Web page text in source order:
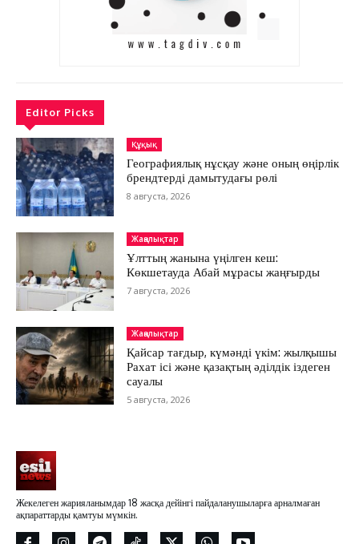
Kokshetau
Байланыс
Editor Picks
Құқық
Географиялық нұсқау және оның өңірлік
брендтерді дамытудағы рөлі
8 августа, 2026
Жаңалықтар
Ұлттың жанына үңілген кеш:
Көкшетауда Абай мұрасы жаңғырды
7 августа, 2026
Жаңалықтар
Қайсар тағдыр, күмәнді үкім: жылқышы
Рахат ісі және қазақтың әділдік іздеген
сауалы
5 августа, 2026
Жекелеген жарияланымдар 18 жасқа дейінгі пайдаланушыларға арналмаған
ақпараттарды қамтуы мүмкін.